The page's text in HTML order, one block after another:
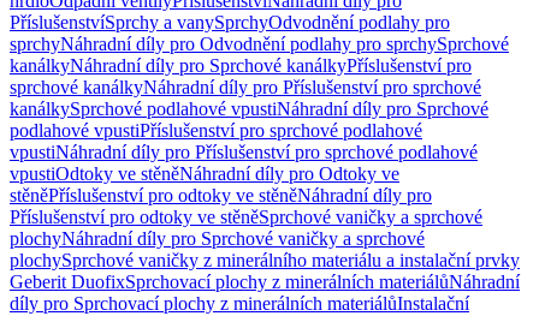
PříslušenstvíSprchy a vanySprchyOdvodnění podlahy pro
sprchyNáhradní díly pro Odvodnění podlahy pro sprchySprchové
kanálkyNáhradní díly pro Sprchové kanálkyPříslušenství pro
sprchové kanálkyNáhradní díly pro Příslušenství pro sprchové
kanálkySprchové podlahové vpustiNáhradní díly pro Sprchové
podlahové vpustiPříslušenství pro sprchové podlahové
vpustiNáhradní díly pro Příslušenství pro sprchové podlahové
vpustiOdtoky ve stěněNáhradní díly pro Odtoky ve
stěněPříslušenství pro odtoky ve stěněNáhradní díly pro
Příslušenství pro odtoky ve stěněSprchové vaničky a sprchové
plochyNáhradní díly pro Sprchové vaničky a sprchové
plochySprchové vaničky z minerálního materiálu a instalační prvky
Geberit DuofixSprchovací plochy z minerálních materiálůNáhradní
díly pro Sprchovací plochy z minerálních materiálůInstalační